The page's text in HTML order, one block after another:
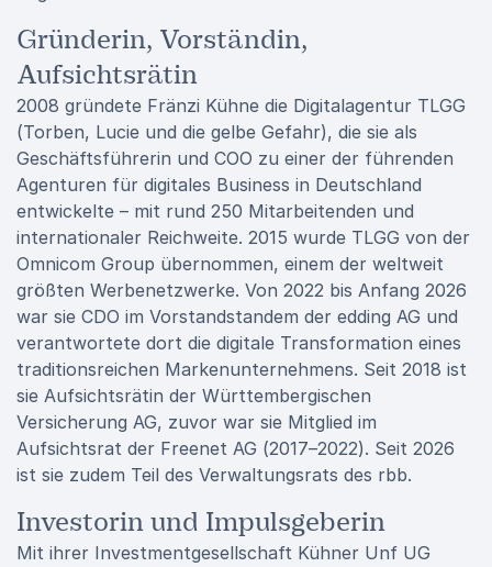
Gründerin, Vorständin,
Aufsichtsrätin
2008 gründete Fränzi Kühne die Digitalagentur TLGG
(Torben, Lucie und die gelbe Gefahr), die sie als
Geschäftsführerin und COO zu einer der führenden
Agenturen für digitales Business in Deutschland
entwickelte – mit rund 250 Mitarbeitenden und
internationaler Reichweite. 2015 wurde TLGG von der
Omnicom Group übernommen, einem der weltweit
größten Werbenetzwerke. Von 2022 bis Anfang 2026
war sie CDO im Vorstandstandem der edding AG und
verantwortete dort die digitale Transformation eines
traditionsreichen Markenunternehmens. Seit 2018 ist
sie Aufsichtsrätin der Württembergischen
Versicherung AG, zuvor war sie Mitglied im
Aufsichtsrat der Freenet AG (2017–2022). Seit 2026
ist sie zudem Teil des Verwaltungsrats des rbb.
Investorin und Impulsgeberin
Mit ihrer Investmentgesellschaft Kühner Unf UG